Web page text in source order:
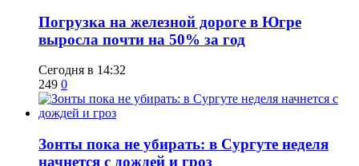
​Погрузка на железной дороге в Югре
выросла почти на 50% за год
Сегодня в 14:32
249 0
​Зонты пока не убирать: в Сургуте неделя
начнется с дождей и гроз